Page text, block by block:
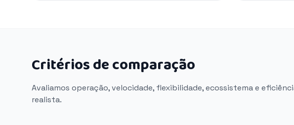
Critérios de comparação
Avaliamos operação, velocidade, flexibilidade, ecossistema e
realista.